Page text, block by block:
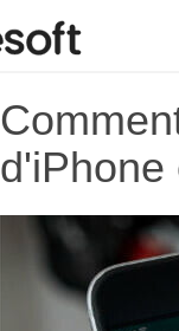
d'iPhone